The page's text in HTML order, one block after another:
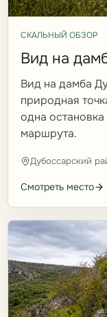
СКАЛЬНЫЙ ОБЗОР
Вид на
Вид на дамба
природная
одна
маршрута.
Дубоссарский
Смотреть место